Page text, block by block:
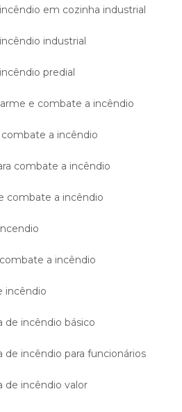
em cozinha industrial
industrial
predial
e combate a incêndio
a incêndio
combate a incêndio
combate a incêndio
a incêndio
incêndio
de incêndio básico
incêndio para funcionários
de incêndio valor